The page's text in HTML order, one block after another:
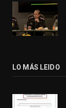
LO MÁS LEIDO